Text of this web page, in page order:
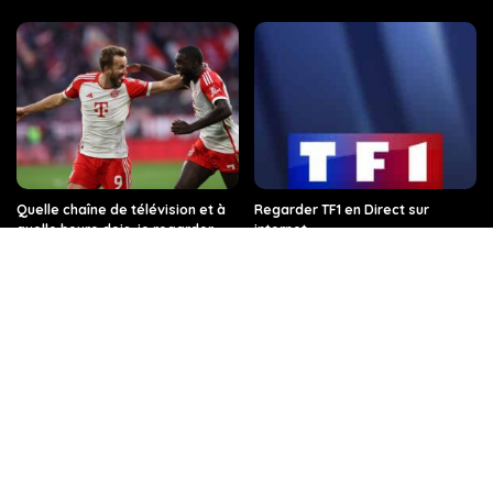
Quelle chaîne de télévision et à
quelle heure dois-je regarder
Regarder TF1 en Direct sur
internet